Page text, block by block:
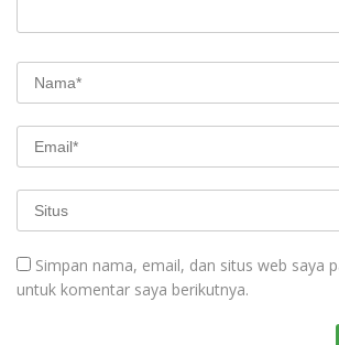
Simpan nama, email, dan situs web saya
untuk komentar saya berikutnya.